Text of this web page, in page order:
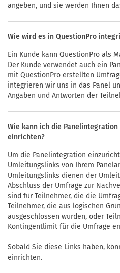
angeben, und sie werden Ihnen
Wie wird es in QuestionPro
Ein Kunde kann QuestionPro als
Der Kunde verwendet auch ein
mit QuestionPro erstellten
integrieren wir uns in das Panel
Angaben und Antworten der
Wie kann ich die
einrichten?
Um die Panelintegration
Umleitungslinks von Ihrem
Umleitungslinks dienen der
Abschluss der Umfrage zur
sind für Teilnehmer, die die
Teilnehmer, die aus logischen
ausgeschlossen wurden, oder
Kontingentlimit für die Umfrage
Sobald Sie diese Links haben,
einrichten.